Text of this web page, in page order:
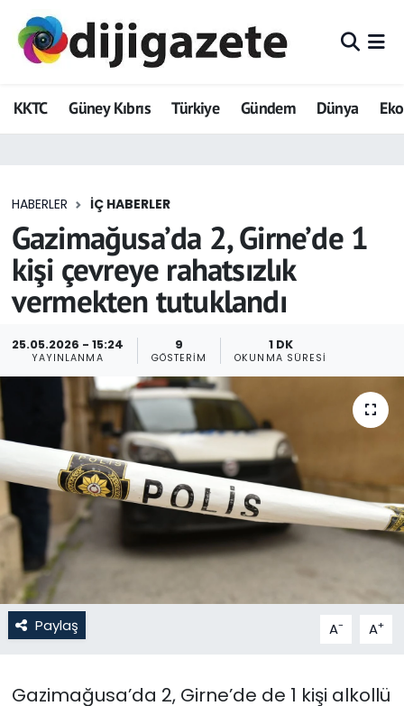
KKTC Güney Kıbrıs Türkiye Gündem Dünya
HABERLER İÇ HABERLER
Gazimağusa’da 2, Girne’de 1
kişi çevreye rahatsızlık
vermekten tutuklandı
25.05.2026 - 15:24
YAYINLANMA
9
GÖSTERIM
1 DK
OKUNMA SÜRESI
Paylaş A- A+
Gazimağusa’da 2, Girne’de de 1 kişi alkollü
ADVERTORIAL
Dijigazete
Eğitim
Ekonomi
Foto Galeri
GEZİ
Güncel
Gündem
KKTC
KKTC YEREL SEÇİM 2018
Kültür Sanat
Magazin
Hava Durumu
Trafik Durumu
Tüm Manşetler
Son Dakika Haberleri
Haber Arşivi